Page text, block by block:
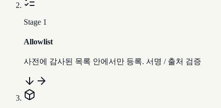
Stage 1
Allowlist
사전에 감사된 목록 안에서만 등록. 서명 / 출처 검증